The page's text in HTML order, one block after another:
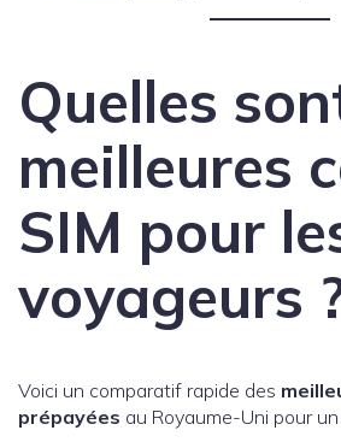
Quelles
meilleures
SIM pour
voyageurs
Voici un comparatif rapide des
prépayées au Royaume-Uni pour